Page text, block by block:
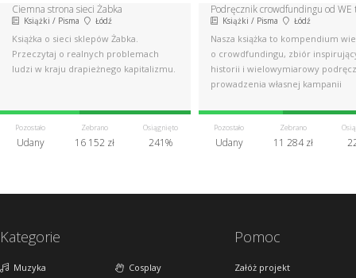
Ciemna strona sieci Żabka
Książki / Pisma Łódź
Książka o sieci sklepów Żabka.
Przeczytaj o realnych problemach
ludzi w kraju drapieżnego kapitalizmu.
Pozostało
Udany
Zebrano
16 152 zł
Osiągnięto
241%
Książki / Pisma Łódź
Nasza książka to kompendium
o crowdfundingu, zbiór
historii i wielowymiarowy
prowadzenia własnej kampanii
Pozostało
Udany
Zebrano
11 284 zł
Kategorie
Muzyka
Cosplay
Pomoc
Załóż projekt